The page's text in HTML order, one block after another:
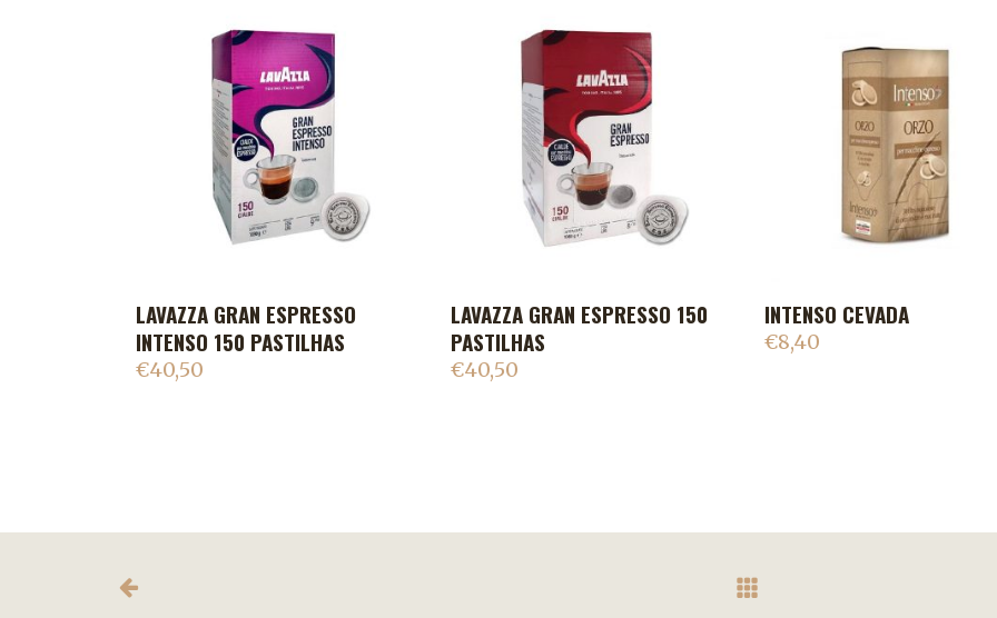
ADICIONAR AO CARRINHO
LAVAZZA GRAN ESPRESSO
INTENSO 150 PASTILHAS
€40,50
ADICIONAR AO CARRINHO
LAVAZZA GRAN ESPRESSO 150
PASTILHAS
€40,50
ADICIONAR AO
INTENSO CEVADA
€8,40